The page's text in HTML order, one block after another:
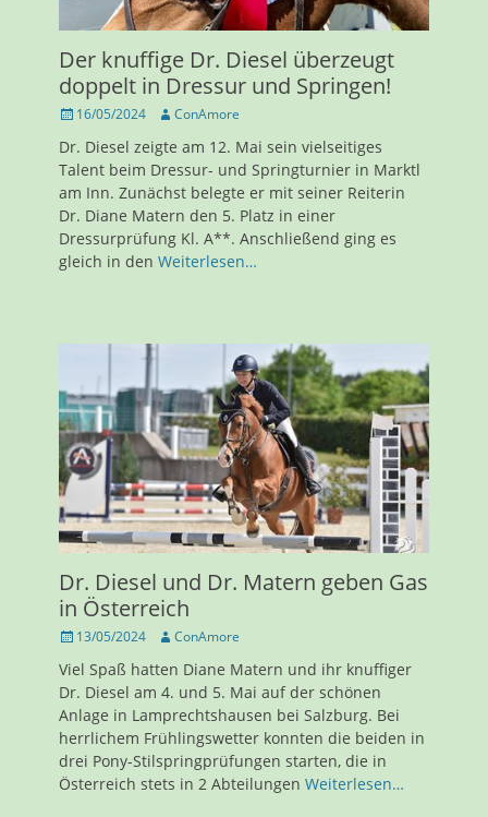
Der knuffige Dr. Diesel überzeugt
doppelt in Dressur und Springen!
Veröffentlicht
16/05/2024 AutorConAmore
Dr. Diesel zeigte am 12. Mai sein vielseitiges
Talent beim Dressur- und Springturnier in Marktl
am Inn. Zunächst belegte er mit seiner Reiterin
Dr. Diane Matern den 5. Platz in einer
Dressurprüfung Kl. A**. Anschließend ging es
gleich in den Weiterlesen…
Dr. Diesel und Dr. Matern geben Gas
in Österreich
Veröffentlicht
13/05/2024 AutorConAmore
Viel Spaß hatten Diane Matern und ihr knuffiger
Dr. Diesel am 4. und 5. Mai auf der schönen
Anlage in Lamprechtshausen bei Salzburg. Bei
herrlichem Frühlingswetter konnten die beiden in
drei Pony-Stilspringprüfungen starten, die in
Österreich stets in 2 Abteilungen Weiterlesen…